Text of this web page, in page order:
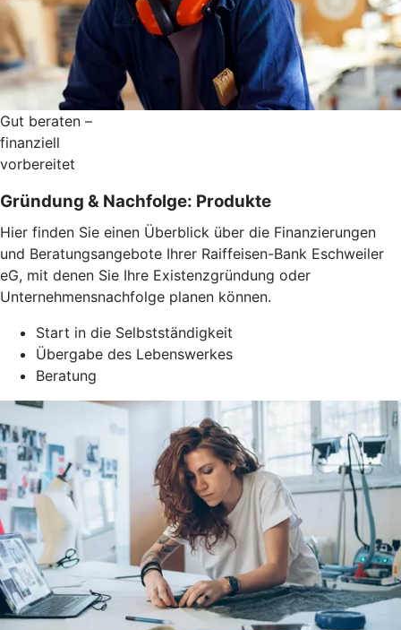
Gut beraten –
finanziell
vorbereitet
Gründung & Nachfolge: Produkte
Hier finden Sie einen Überblick über die Finanzierungen
und Beratungsangebote Ihrer Raiffeisen-Bank Eschweiler
eG, mit denen Sie Ihre Existenzgründung oder
Unternehmensnachfolge planen können.
Start in die Selbstständigkeit
Übergabe des Lebenswerkes
Beratung